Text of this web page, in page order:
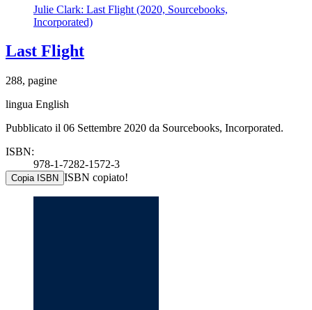
Julie Clark: Last Flight (2020, Sourcebooks,
Incorporated)
Last Flight
288, pagine
lingua English
Pubblicato il 06 Settembre 2020 da Sourcebooks, Incorporated.
ISBN:
978-1-7282-1572-3
Copia ISBN ISBN copiato!